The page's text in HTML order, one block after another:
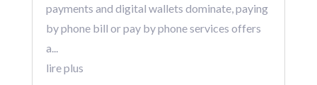
payments and digital wallets dominate, paying
by phone bill or pay by phone services offers
a...
lire plus